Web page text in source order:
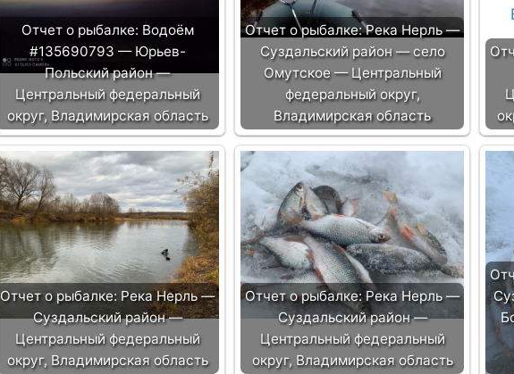
Отчет о рыбалке: Водоём
#135690793 — Юрьев-
Польский район —
Центральный федеральный
округ, Владимирская область
Отчет о рыбалке: Река Нерль —
Суздальский район — село
Омутское — Центральный
федеральный округ,
Владимирская область
Отчет о рыбалке: Река Нерль —
Суздальский район —
Центральный федеральный
округ, Владимирская область
Отчет о рыбалке: Река Нерль —
Суздальский район —
Центральный федеральный
округ, Владимирская область